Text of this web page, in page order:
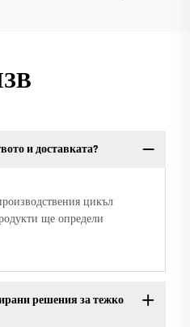
и доставката?
цикъл
ще определи
решения за тежко